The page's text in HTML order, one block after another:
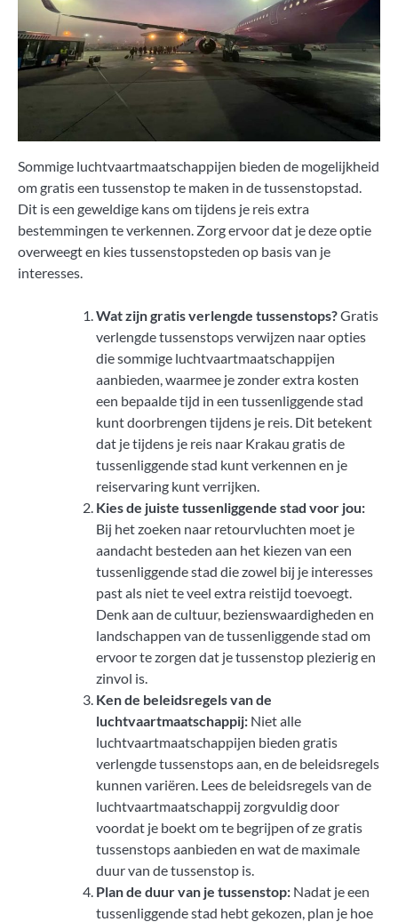
Sommige luchtvaartmaatschappijen bieden de mogelijkheid
om gratis een tussenstop te maken in de tussenstopstad.
Dit is een geweldige kans om tijdens je reis extra
bestemmingen te verkennen. Zorg ervoor dat je deze optie
overweegt en kies tussenstopsteden op basis van je
interesses.
Wat zijn gratis verlengde tussenstops?Gratis
verlengde tussenstops verwijzen naar opties
die sommige luchtvaartmaatschappijen
aanbieden, waarmee je zonder extra kosten
een bepaalde tijd in een tussenliggende stad
kunt doorbrengen tijdens je reis. Dit betekent
dat je tijdens je reis naar Krakau gratis de
tussenliggende stad kunt verkennen en je
reiservaring kunt verrijken.
Kies de juiste tussenliggende stad voor jou:
Bij het zoeken naar retourvluchten moet je
aandacht besteden aan het kiezen van een
tussenliggende stad die zowel bij je interesses
past als niet te veel extra reistijd toevoegt.
Denk aan de cultuur, bezienswaardigheden en
landschappen van de tussenliggende stad om
ervoor te zorgen dat je tussenstop plezierig en
zinvol is.
Ken de beleidsregels van de
luchtvaartmaatschappij: Niet alle
luchtvaartmaatschappijen bieden gratis
verlengde tussenstops aan, en de beleidsregels
kunnen variëren. Lees de beleidsregels van de
luchtvaartmaatschappij zorgvuldig door
voordat je boekt om te begrijpen of ze gratis
tussenstops aanbieden en wat de maximale
duur van de tussenstop is.
Plan de duur van je tussenstop: Nadat je een
tussenliggende stad hebt gekozen, plan je hoe